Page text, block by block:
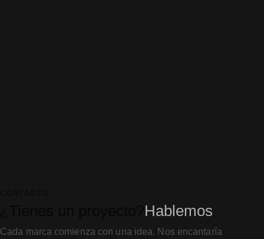
Hablemos
Cada marca comienza con una idea. Nos encantaría